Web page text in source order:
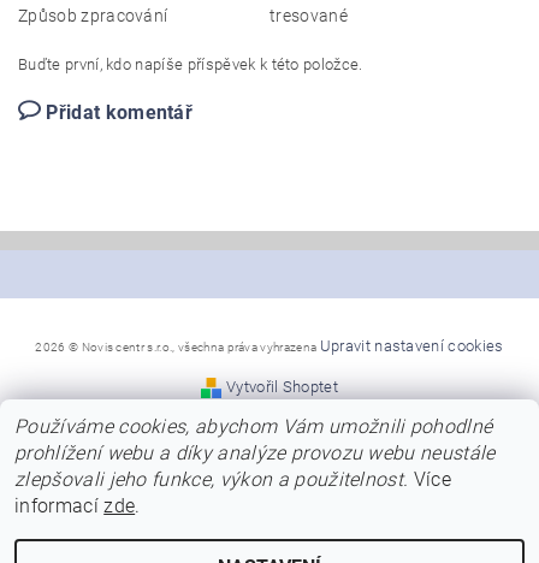
Způsob zpracování tresované
Buďte první, kdo napíše příspěvek k této položce.
Přidat komentář
2026 © Novis centr s.r.o., všechna práva vyhrazena Upravit nastavení cookies
Vytvořil Shoptet
*Snažíme se, aby naše stránky byly co nejpřehlednější a
poskytly Vám dostatek informací
o nabízených modelech, jejich barvách a kvalitě.
Přesto se předem omlouváme za případné chyby v názvech,
nebo za chybně uvedené barvy
u modelů. Naši dodavatelé neustále obnovují modely a barvy
Používáme cookies, abychom Vám umožnili pohodlné
prohlížení webu a díky analýze provozu webu neustále
zlepšovali jeho funkce, výkon a použitelnost. Více
informacízde.